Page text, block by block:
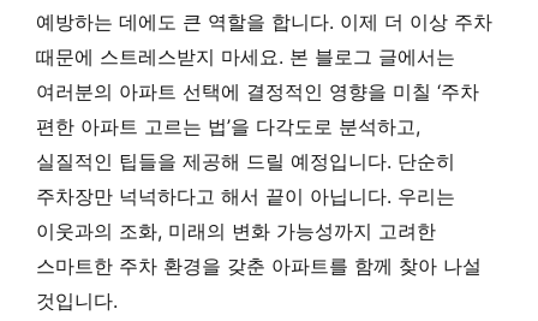
예방하는 데에도 큰 역할을 합니다. 이제 더 이상 주차
때문에 스트레스받지 마세요. 본 블로그 글에서는
여러분의 아파트 선택에 결정적인 영향을 미칠 ‘주차
편한 아파트 고르는 법’을 다각도로 분석하고,
실질적인 팁들을 제공해 드릴 예정입니다. 단순히
주차장만 넉넉하다고 해서 끝이 아닙니다. 우리는
이웃과의 조화, 미래의 변화 가능성까지 고려한
스마트한 주차 환경을 갖춘 아파트를 함께 찾아 나설
것입니다.